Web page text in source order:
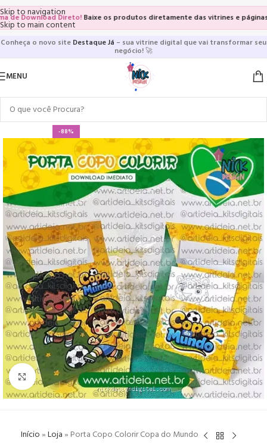
Skip to navigation
Skip to main content
Download Direto!Baixe os produtos diretamente das vitrines e páginas
Conheça o novo site Destaque Já – sua vitrine digital que vai transformar seu
negócio!🚀
MENU
-88%
Click to enlarge
Início»Loja» Porta Copo Colorir Copa do Mundo